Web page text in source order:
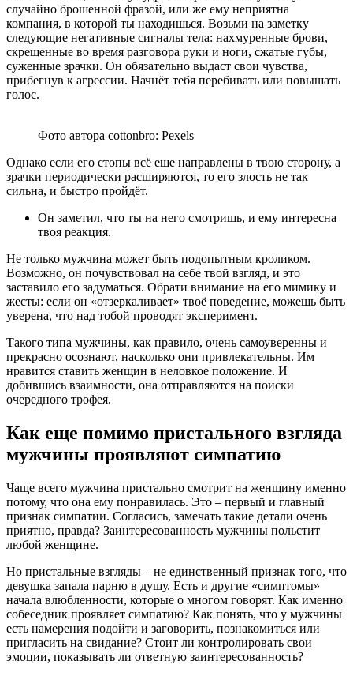
случайно брошенной фразой, или же ему неприятна
компания, в которой ты находишься. Возьми на заметку
следующие негативные сигналы тела: нахмуренные брови,
скрещенные во время разговора руки и ноги, сжатые губы,
суженные зрачки. Он обязательно выдаст свои чувства,
прибегнув к агрессии. Начнёт тебя перебивать или повышать
голос.
Фото автора cottonbro: Pexels
Однако если его стопы всё еще направлены в твою сторону, а
зрачки периодически расширяются, то его злость не так
сильна, и быстро пройдёт.
Он заметил, что ты на него смотришь, и ему интересна
твоя реакция.
Не только мужчина может быть подопытным кроликом.
Возможно, он почувствовал на себе твой взгляд, и это
заставило его задуматься. Обрати внимание на его мимику и
жесты: если он «отзеркаливает» твоё поведение, можешь быть
уверена, что над тобой проводят эксперимент.
Такого типа мужчины, как правило, очень самоуверенны и
прекрасно осознают, насколько они привлекательны. Им
нравится ставить женщин в неловкое положение. И
добившись взаимности, она отправляются на поиски
очередного трофея.
Как еще помимо пристального взгляда
мужчины проявляют симпатию
Чаще всего мужчина пристально смотрит на женщину именно
потому, что она ему понравилась. Это – первый и главный
признак симпатии. Согласись, замечать такие детали очень
приятно, правда? Заинтересованность мужчины польстит
любой женщине.
Но пристальные взгляды – не единственный признак того, что
девушка запала парню в душу. Есть и другие «симптомы»
начала влюбленности, которые о многом говорят. Как именно
собеседник проявляет симпатию? Как понять, что у мужчины
есть намерения подойти и заговорить, познакомиться или
пригласить на свидание? Стоит ли контролировать свои
эмоции, показывать ли ответную заинтересованность?